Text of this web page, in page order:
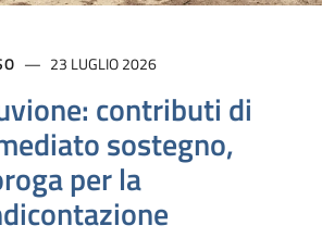
23 LUGLIO 2026
contributi di
sostegno,
per la